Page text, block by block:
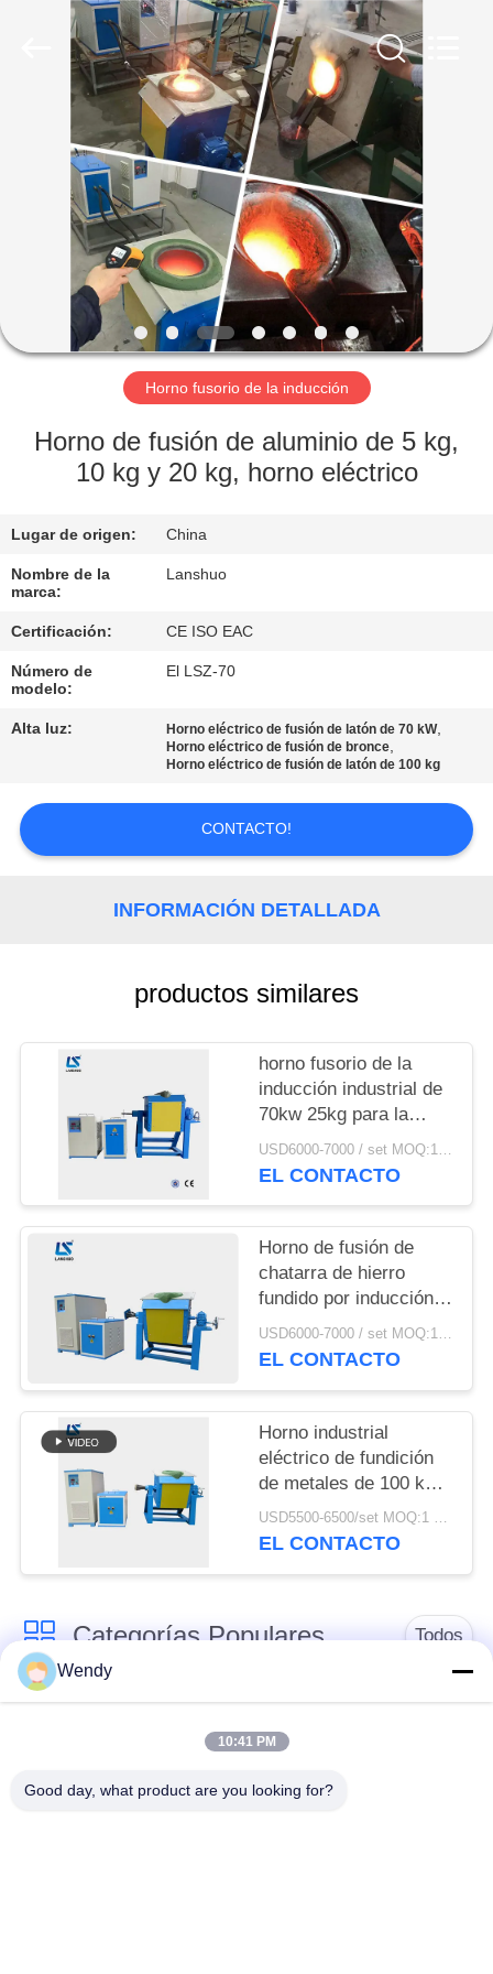
HOGAR
PRODUCTOS
SOBRE
NOSOTROS
VIAJE
LA
FÁBRICA
CONTROL
DE
ÉNTRENOS
EN
CONTACTO
NOTICIAS
MAPA
SITIO
POLÍTICA
PRIVACIDAD
Horno fusorio de la inducción
Horno de fusión de aluminio de 5 kg,
10 kg y 20 kg, horno eléctrico
Lugar de origen: China
Nombre de la
marca:
Lanshuo
Certificación: CE ISO EAC
Número de
modelo:
El LSZ-70
Alta luz: Horno eléctrico de fusión de latón de 70 kW,
Horno eléctrico de fusión de bronce,
Horno eléctrico de fusión de latón de 100 kg
CONTACTO!
INFORMACIÓN DETALLADA
productos similares
horno fusorio de la
inducción industrial de
70kw 25kg para la
chatarra de acero del
aluminio del hierro
USD6000-7000 / set MOQ:1 sistema
EL CONTACTO
Horno de fusión de
chatarra de hierro
fundido por inducción
industrial eléctrico de
90 kW con crisoles
USD6000-7000 / set MOQ:1 set
EL CONTACTO
Horno industrial
eléctrico de fundición
de metales de 100 kg
de latón, cobre y
chatarra de hierro
USD5500-6500/set MOQ:1 sistema
EL CONTACTO
Categorías Populares Todos
horno fusorio de la
Máquina de
Wendy
10:41 PM
Good day, what product are you looking for?